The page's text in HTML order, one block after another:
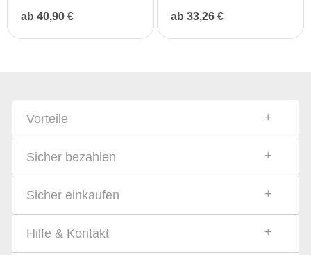
ab 40,90 € ab 33,26 €
Vorteile
Sicher bezahlen
Sicher einkaufen
Hilfe & Kontakt